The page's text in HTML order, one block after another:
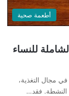
أطعمة صحية
للنساء
مجال التغذية،
النشطة. فقد…